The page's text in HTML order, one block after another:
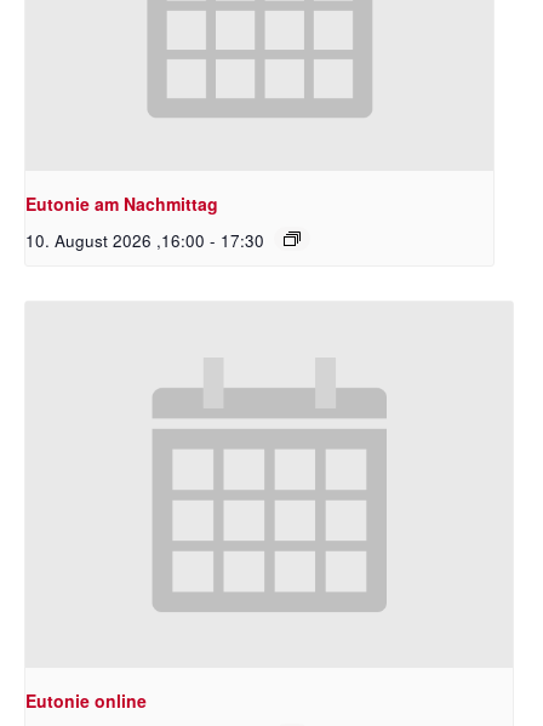
Eutonie am Nachmittag
10. August 2026 ,16:00 - 17:30
Eutonie online